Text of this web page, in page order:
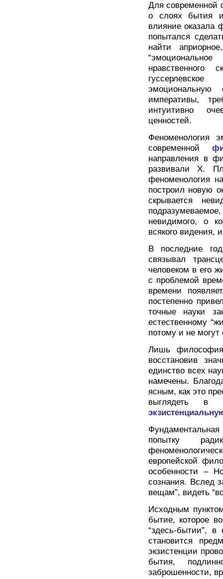
Для современной
о слоях бытия
влияние оказала
попытался
найти
нравственного
императивы,
интуитивно
ценностей.
Феноменология
современной
направления в
развивали Х.
феноменология
построил новую
скрывается
невидимого, о
всякого видения,
В последние
связывал
человеком в его
с проблемой
времени
постепенно
точные науки
естественному
потому и не
Лишь
восстановив
единство всех
намечены.
ясным, как это
выглядеть в
попытку
европейской
особенности –
сознания. Вслед
вещам”, видеть
Исходным
бытие, которое
“здесь-бытии”,
становится
экзистенции
бытия,
заброшенности,